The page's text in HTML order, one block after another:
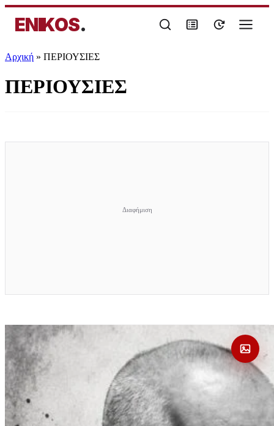
ENIKOS.
Αρχική » ΠΕΡΙΟΥΣΙΕΣ
ΠΕΡΙΟΥΣΙΕΣ